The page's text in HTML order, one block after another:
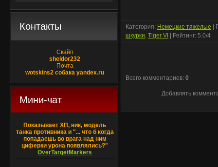
Контакты
Скайп
sheldor232
Почта
wotskins2 собака yandex.ru
Мини-чат
Показывает ХП, ник, модель
танка противника и "... что б когда
попадаешь во врага над ним
циферки урона появлялись?"
OverTargetMarkers
Категория: Немецкие тяжелые
шкурки, Tiger VI Рейтинг: 5.0/4
Всего комментариев: 0
Добавлять